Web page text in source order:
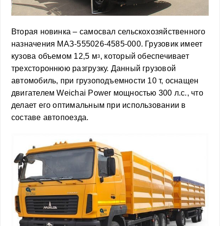
Вторая новинка – самосвал сельскохозяйственного
назначения МАЗ-555026-4585-000. Грузовик имеет
кузова объемом 12,5 м3, который обеспечивает
трехстороннюю разгрузку. Данный грузовой
автомобиль, при грузоподъемности 10 т, оснащен
двигателем Weichai Power мощностью 300 л.с., что
делает его оптимальным при использовании в
составе автопоезда.